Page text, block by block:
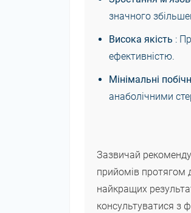
значного
Висока якість :
ефективністю.
Мінімальні
анаболічними
Зазвичай
прийомів протягом
найкращих
консультуватися з